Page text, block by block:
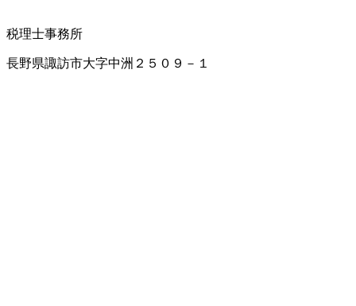
税理士事務所
長野県諏訪市大字中洲２５０９－１